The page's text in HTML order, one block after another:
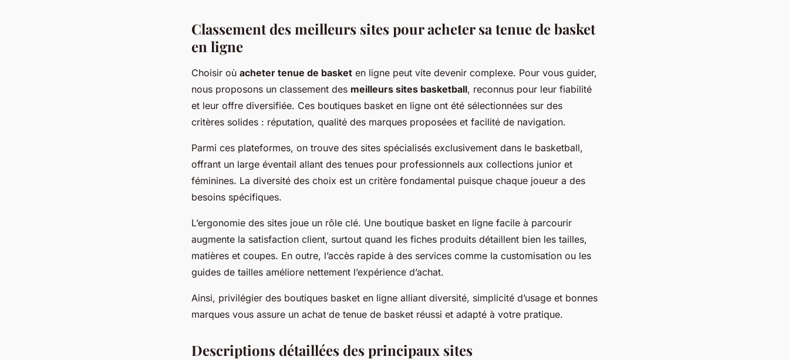
Les meilleurs sites pour acheter sa
tenue de basket en ligne
Classement des meilleurs sites pour acheter sa tenue de basket
en ligne
Choisir où acheter tenue de basket en ligne peut vite devenir complexe. Pour vous guider,
nous proposons un classement des meilleurs sites basketball, reconnus pour leur fiabilité
et leur offre diversifiée. Ces boutiques basket en ligne ont été sélectionnées sur des
critères solides : réputation, qualité des marques proposées et facilité de navigation.
Parmi ces plateformes, on trouve des sites spécialisés exclusivement dans le basketball,
offrant un large éventail allant des tenues pour professionnels aux collections junior et
féminines. La diversité des choix est un critère fondamental puisque chaque joueur a des
besoins spécifiques.
L’ergonomie des sites joue un rôle clé. Une boutique basket en ligne facile à parcourir
augmente la satisfaction client, surtout quand les fiches produits détaillent bien les tailles,
matières et coupes. En outre, l’accès rapide à des services comme la customisation ou les
guides de tailles améliore nettement l’expérience d’achat.
Ainsi, privilégier des boutiques basket en ligne alliant diversité, simplicité d’usage et bonnes
marques vous assure un achat de tenue de basket réussi et adapté à votre pratique.
Descriptions détaillées des principaux sites